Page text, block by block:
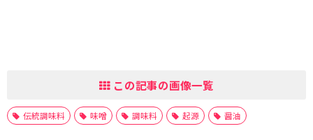
この記事の画像一覧
伝統調味料 味噌 調味料 起源 醤油